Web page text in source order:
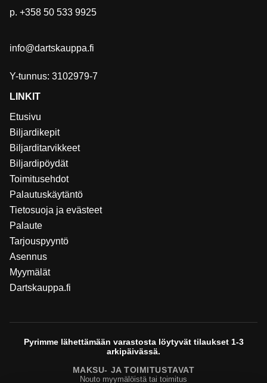
p. +358 50 533 9925
info@dartskauppa.fi
Y-tunnus: 3102979-7
LINKIT
Etusivu
Biljardikepit
Biljarditarvikkeet
Biljardipöydät
Toimitusehdot
Palautuskäytäntö
Tietosuoja ja evästeet
Palaute
Tarjouspyyntö
Asennus
Myymälät
Dartskauppa.fi
Pyrimme lähettämään varastosta löytyvät tilaukset 1-3
arkipäivässä.
MAKSU- JA TOIMITUSTAVAT
Nouto myymälöistä tai toimitus